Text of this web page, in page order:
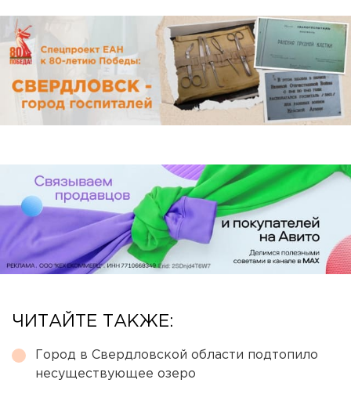
ЧИТАЙТЕ ТАКЖЕ:
Город в Свердловской области подтопило
несуществующее озеро